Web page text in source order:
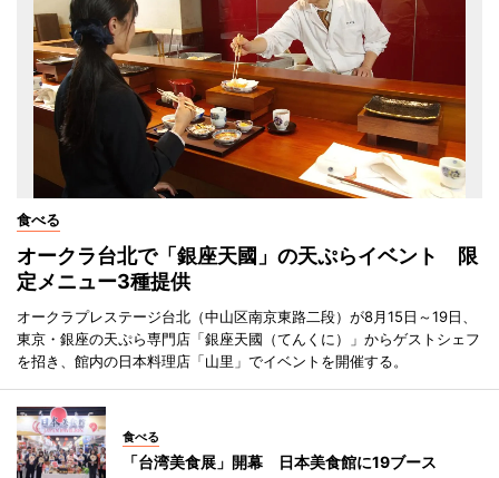
食べる
オークラ台北で「銀座天國」の天ぷらイベント 限
定メニュー3種提供
オークラプレステージ台北（中山区南京東路二段）が8月15日～19日、
東京・銀座の天ぷら専門店「銀座天國（てんくに）」からゲストシェフ
を招き、館内の日本料理店「山里」でイベントを開催する。
食べる
「台湾美食展」開幕 日本美食館に19ブース